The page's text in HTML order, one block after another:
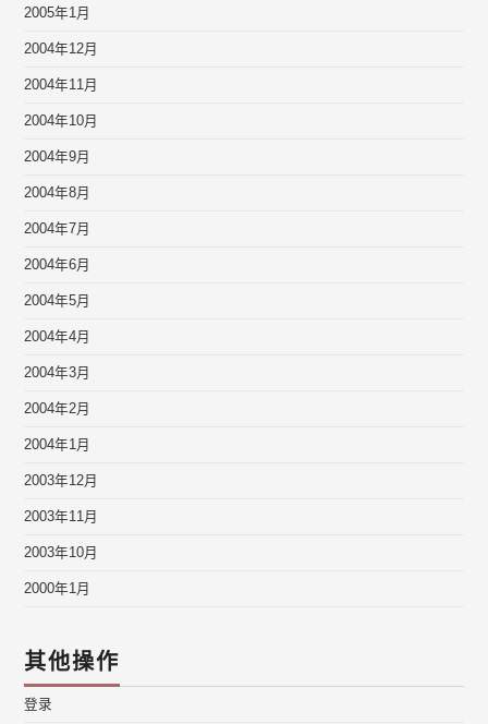
2005年1月
2004年12月
2004年11月
2004年10月
2004年9月
2004年8月
2004年7月
2004年6月
2004年5月
2004年4月
2004年3月
2004年2月
2004年1月
2003年12月
2003年11月
2003年10月
2000年1月
其他操作
登录